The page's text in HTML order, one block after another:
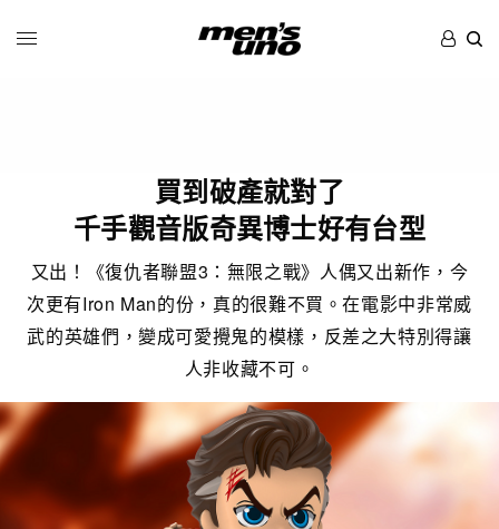
買到破產就對了
千手觀音版奇異博士好有台型
又出！《復仇者聯盟3：無限之戰》人偶又出新作，今
次更有Iron Man的份，真的很難不買。在電影中非常威
武的英雄們，變成可愛攪鬼的模樣，反差之大特別得讓
人非收藏不可。